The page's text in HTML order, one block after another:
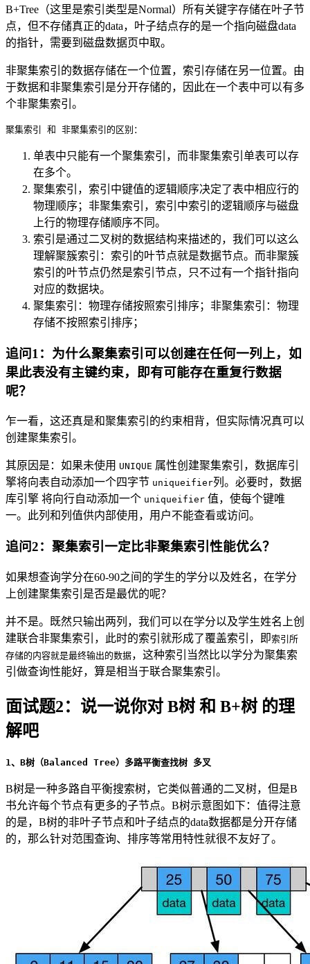
B+Tree（这里是索引类型是Normal）所有关键字存储在叶子节
点，但不存储真正的data，叶子结点存的是一个指向磁盘data
的指针，需要到磁盘数据页中取。
非聚集索引的数据存储在一个位置，索引存储在另一位置。由
于数据和非聚集索引是分开存储的，因此在一个表中可以有多
个非聚集索引。
聚集索引 和 非聚集索引的区别：
单表中只能有一个聚集索引，而非聚集索引单表可以存
在多个。
聚集索引，索引中键值的逻辑顺序决定了表中相应行的
物理顺序；非聚集索引，索引中索引的逻辑顺序与磁盘
上行的物理存储顺序不同。
索引是通过二叉树的数据结构来描述的，我们可以这么
理解聚簇索引：索引的叶节点就是数据节点。而非聚簇
索引的叶节点仍然是索引节点，只不过有一个指针指向
对应的数据块。
聚集索引：物理存储按照索引排序；非聚集索引：物理
存储不按照索引排序；
追问1：为什么聚集索引可以创建在任何一列上，如
果此表没有主键约束，即有可能存在重复行数据
呢？
乍一看，这还真是和聚集索引的约束相背，但实际情况真可以
创建聚集索引。
其原因是：如果未使用 UNIQUE 属性创建聚集索引，数据库引
擎将向表自动添加一个四字节 uniqueifier列。必要时，数据
库引擎 将向行自动添加一个 uniqueifier 值，使每个键唯
一。此列和列值供内部使用，用户不能查看或访问。
追问2：聚集索引一定比非聚集索引性能优么？
如果想查询学分在60-90之间的学生的学分以及姓名，在学分
上创建聚集索引是否是最优的呢？
并不是。既然只输出两列，我们可以在学分以及学生姓名上创
建联合非聚集索引，此时的索引就形成了覆盖索引，即索引所
存储的内容就是最终输出的数据，这种索引当然比以学分为聚集索
引做查询性能好，算是相当于联合聚集索引。
面试题2：说一说你对 B树 和 B+树 的理
解吧
1、B树（Balanced Tree）多路平衡查找树 多叉
B树是一种多路自平衡搜索树，它类似普通的二叉树，但是B
书允许每个节点有更多的子节点。B树示意图如下：值得注意
的是，B树的非叶子节点和叶子结点的data数据都是分开存储
的，那么针对范围查询、排序等常用特性就很不友好了。